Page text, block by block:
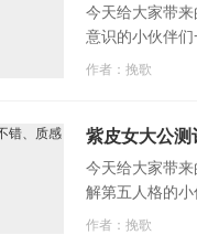
今天给大家带
意识的小伙伴
作者：挽歌
紫皮女大公测
今天给大家带
解第五人格的
作者：挽歌